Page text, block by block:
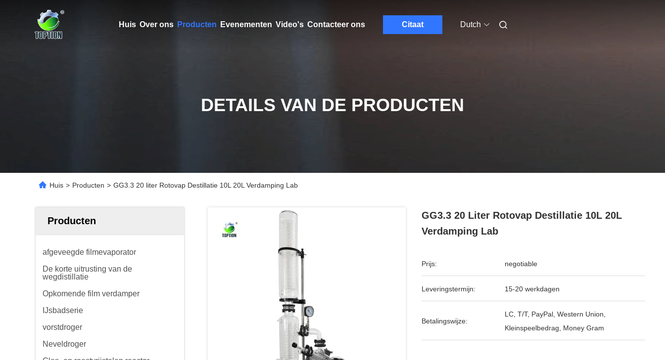
Huis Over ons Producten Evenementen Video's Contacteer ons Citaat Dutch
DETAILS VAN DE PRODUCTEN
Huis > Producten > GG3.3 20 liter Rotovap Destillatie 10L 20L Verdamping Lab
Producten
afgeveegde filmevaporator
De korte uitrusting van de
wegdistillatie
Opkomende film verdamper
IJsbadserie
vorstdroger
Neveldroger
GG3.3 20 Liter Rotovap Destillatie 10L 20L
Verdamping Lab
Prijs: negotiable
Leveringstermijn: 15-20 werkdagen
Betalingswijze:
LC, T/T, PayPal, Western Union,
Kleinspeelbedrag, Money Gram